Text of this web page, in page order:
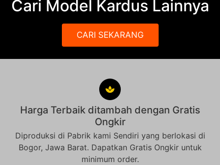
Cari Model Kardus Lainnya
CARI SEKARANG
Harga Terbaik ditambah dengan Gratis
Ongkir
Diproduksi di Pabrik kami Sendiri yang berlokasi di
Bogor, Jawa Barat. Dapatkan Gratis Ongkir untuk
minimum order.